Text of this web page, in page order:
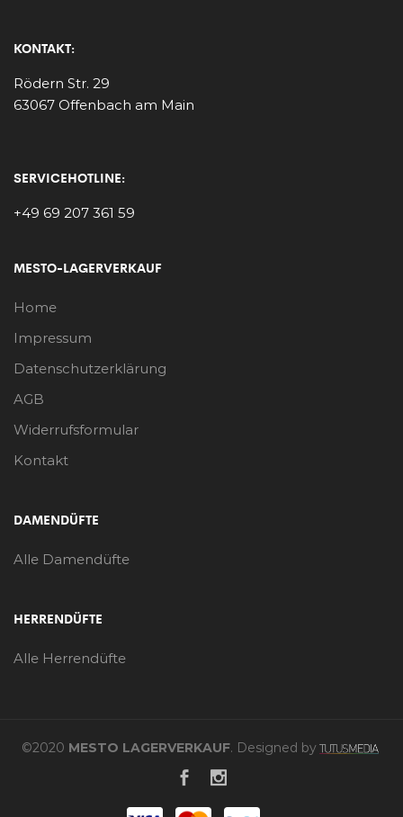
KONTAKT:
Rödern Str. 29
63067 Offenbach am Main
SERVICEHOTLINE:
+49 69 207 361 59
MESTO-LAGERVERKAUF
Home
Impressum
Datenschutzerklärung
AGB
Widerrufsformular
Kontakt
DAMENDÜFTE
Alle Damendüfte
HERRENDÜFTE
Alle Herrendüfte
©2020 MESTO LAGERVERKAUF. Designed by